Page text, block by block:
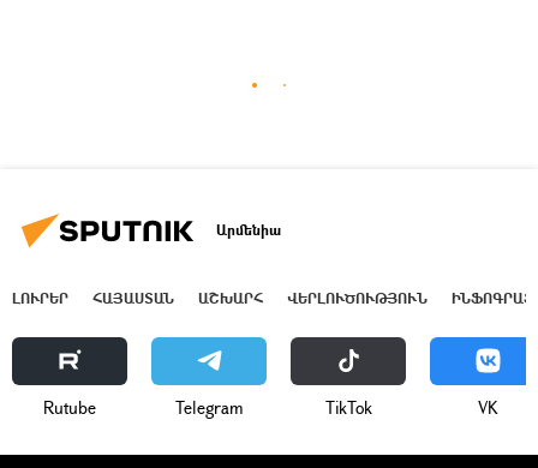
Արմենիա
ԼՈՒՐԵՐ ՀԱՅԱՍՏԱՆ ԱՇԽԱՐՀ ՎԵՐԼՈՒԾՈՒԹՅՈՒՆ
Rutube Telegram ТikТоk VK